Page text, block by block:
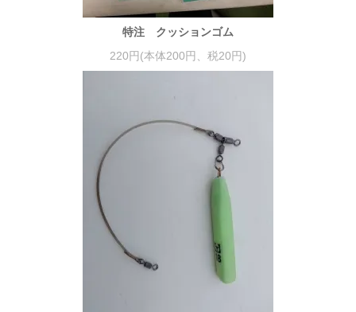
特注 クッションゴム
220円(本体200円、税20円)